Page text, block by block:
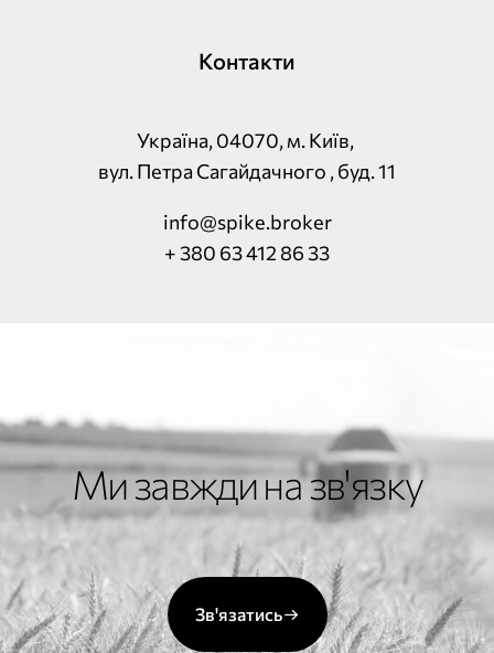
Контакти
Україна, 04070, м. Київ,
вул. Петра Сагайдачного , буд. 11
info@spike.broker
+ 380 63 412 86 33
Ми завжди на зв'язку
Зв'язатись